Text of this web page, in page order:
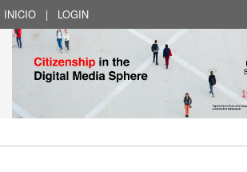
INICIO | LOGIN